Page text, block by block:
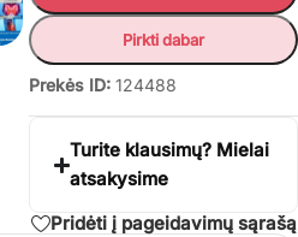
Pirkti dabar
Prekės ID: 124488
Turite klausimų? Mielai
atsakysime
Pridėti į pageidavimų sąrašą